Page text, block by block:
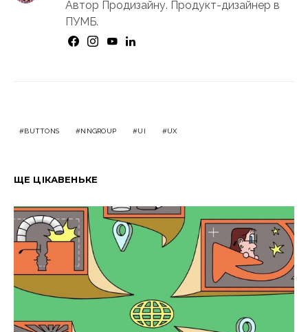
Автор Продизайну. Продукт-дизайнер в
ПУМБ.
BUTTONS NNGROUP UI UX
ЩЕ ЦІКАВЕНЬКЕ